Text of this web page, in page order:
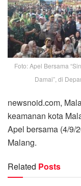
Foto: Apel Bersama
Damai”, di
newsnoid.com,
keamanan kota
Apel bersama (4/9/
Malang.
Related Posts